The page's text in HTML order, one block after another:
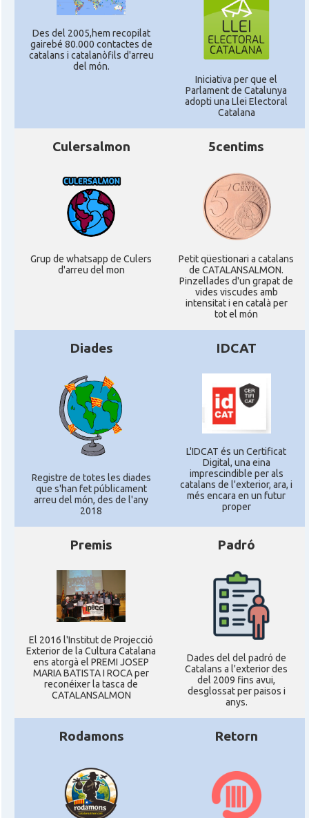
Des del 2005,hem recopilat
gairebé 80.000 contactes de
catalans i catalanòfils d'arreu
del món.
Iniciativa per que el
Parlament de Catalunya
adopti una Llei Electoral
Catalana
Culersalmon
Grup de whatsapp de Culers
d'arreu del mon
5centims
Petit qüestionari a catalans
de CATALANSALMON.
Pinzellades d'un grapat de
vides viscudes amb
intensitat i en català per
tot el món
Diades
Registre de totes les diades
que s'han fet públicament
arreu del món, des de l'any
2018
IDCAT
L'IDCAT és un Certificat
Digital, una eina
imprescindible per als
catalans de l'exterior, ara, i
més encara en un futur
proper
Premis
El 2016 l'Institut de Projecció
Exterior de la Cultura Catalana
ens atorgà el PREMI JOSEP
MARIA BATISTA I ROCA per
reconéixer la tasca de
CATALANSALMON
Padró
Dades del del padró de
Catalans a l'exterior des
del 2009 fins avui,
desglossat per paisos i
anys.
Rodamons Retorn